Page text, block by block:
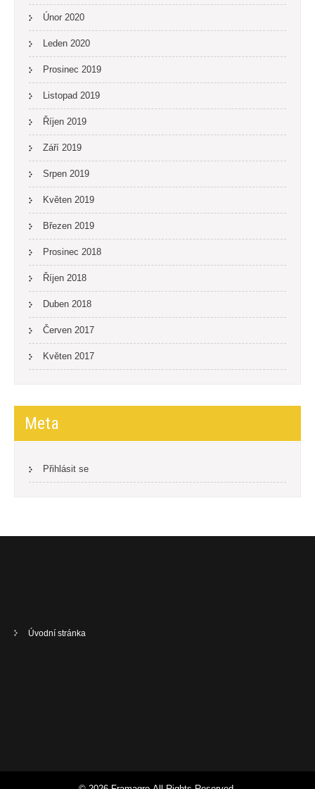
Únor 2020
Leden 2020
Prosinec 2019
Listopad 2019
Říjen 2019
Září 2019
Srpen 2019
Květen 2019
Březen 2019
Prosinec 2018
Říjen 2018
Duben 2018
Červen 2017
Květen 2017
Meta
Přihlásit se
Úvodní stránka